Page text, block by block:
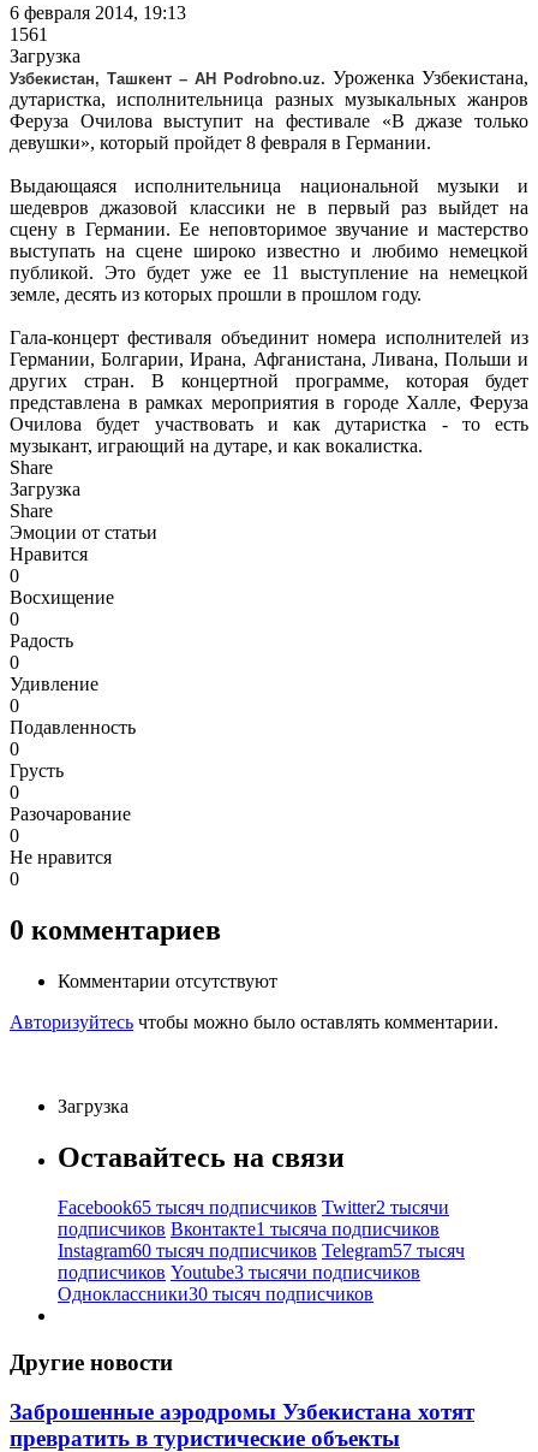
6 февраля 2014, 19:13
1561
Загрузка
Узбекистан, Ташкент – АН Podrobno.uz. Уроженка Узбекистана,
дутаристка, исполнительница разных музыкальных жанров
Феруза Очилова выступит на фестивале «В джазе только
девушки», который пройдет 8 февраля в Германии.
Выдающаяся исполнительница национальной музыки и
шедевров джазовой классики не в первый раз выйдет на
сцену в Германии. Ее неповторимое звучание и мастерство
выступать на сцене широко известно и любимо немецкой
публикой. Это будет уже ее 11 выступление на немецкой
земле, десять из которых прошли в прошлом году.
Гала-концерт фестиваля объединит номера исполнителей из
Германии, Болгарии, Ирана, Афганистана, Ливана, Польши и
других стран. В концертной программе, которая будет
представлена в рамках мероприятия в городе Халле, Феруза
Очилова будет участвовать и как дутаристка - то есть
музыкант, играющий на дутаре, и как вокалистка.
Share
Загрузка
Share
Эмоции от статьи
Нравится
0
Восхищение
0
Радость
0
Удивление
0
Подавленность
0
Грусть
0
Разочарование
0
Не нравится
0
0 комментариев
Комментарии отсутствуют
Авторизуйтесь чтобы можно было оставлять комментарии.
Загрузка
Оставайтесь на связи
Facebook65 тысяч подписчиков Twitter2 тысячи
подписчиков Вконтакте1 тысяча подписчиков
Instagram60 тысяч подписчиков Telegram57 тысяч
подписчиков Youtube3 тысячи подписчиков
Одноклассники30 тысяч подписчиков
Другие новости
Заброшенные аэродромы Узбекистана хотят
превратить в туристические объекты